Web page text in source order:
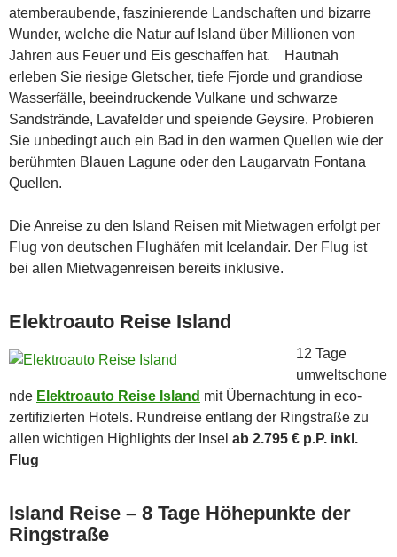
atemberaubende, faszinierende Landschaften und bizarre
Wunder, welche die Natur auf Island über Millionen von
Jahren aus Feuer und Eis geschaffen hat. Hautnah
erleben Sie riesige Gletscher, tiefe Fjorde und grandiose
Wasserfälle, beeindruckende Vulkane und schwarze
Sandstrände, Lavafelder und speiende Geysire. Probieren
Sie unbedingt auch ein Bad in den warmen Quellen wie der
berühmten Blauen Lagune oder den Laugarvatn Fontana
Quellen.
Die Anreise zu den Island Reisen mit Mietwagen erfolgt per
Flug von deutschen Flughäfen mit Icelandair. Der Flug ist
bei allen Mietwagenreisen bereits inklusive.
Elektroauto Reise Island
12 Tage
umweltschone
nde Elektroauto Reise Island mit Übernachtung in eco-
zertifizierten Hotels. Rundreise entlang der Ringstraße zu
allen wichtigen Highlights der Insel ab 2.795 € p.P. inkl.
Flug
Island Reise – 8 Tage Höhepunkte der
Ringstraße